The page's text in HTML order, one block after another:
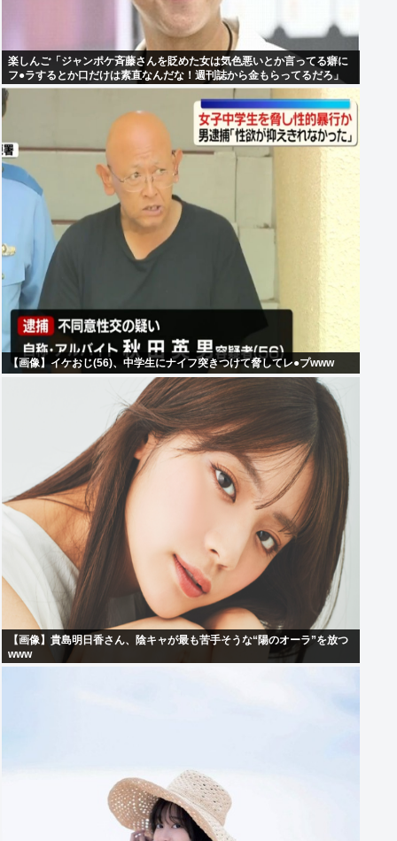
楽しんご「ジャンポケ斉藤さんを貶めた女は気色悪いとか言ってる癖に
フ●ラするとか口だけは素直なんだな！週刊誌から金もらってるだろ」
【画像】イケおじ(56)、中学生にナイフ突きつけて脅してレ●プwww
【画像】貴島明日香さん、陰キャが最も苦手そうな“陽のオーラ”を放つ
www